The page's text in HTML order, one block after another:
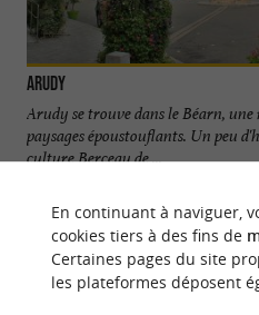
Arudy
Arudy se trouve dans le Béarn,
paysages époustouflants. Un peu
culture Berceau de ...
4,3 km - Arudy
En continuant à naviguer,
cookies tiers à des fins de
Certaines pages du site
les plateformes déposent